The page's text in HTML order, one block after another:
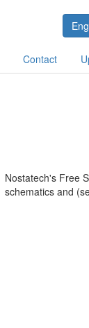
Contact
Nostatech's Free
schematics and